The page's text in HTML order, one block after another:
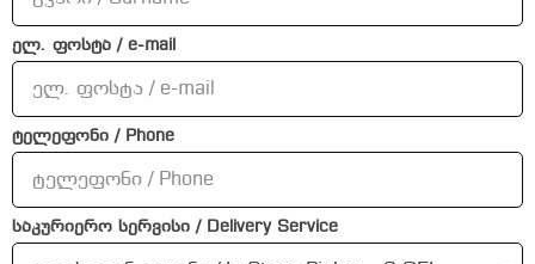
ელ. ფოსტა / e-mail
ტელეფონი / Phone
საკურიერო სერვისი / Delivery Service